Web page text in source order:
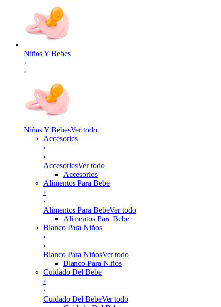
Niños Y Bebes
›
‹
Niños Y BebesVer todo
Accesorios
›
‹
AccesoriosVer todo
Accesorios
Alimentos Para Bebe
›
‹
Alimentos Para BebeVer todo
Alimentos Para Bebe
Blanco Para Niños
›
‹
Blanco Para NiñosVer todo
Blanco Para Niños
Cuidado Del Bebe
›
‹
Cuidado Del BebeVer todo